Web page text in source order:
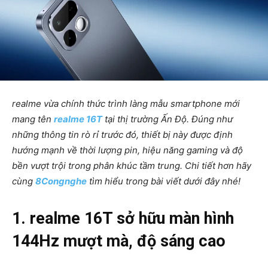
realme vừa chính thức trình làng mẫu smartphone mới
mang tên realme 16Ttại thị trường Ấn Độ. Đúng như
những thông tin rò rỉ trước đó, thiết bị này được định
hướng mạnh về thời lượng pin, hiệu năng gaming và độ
bền vượt trội trong phân khúc tầm trung. Chi tiết hơn hãy
cùng 8Congnghe tìm hiểu trong bài viết dưới đây nhé!
1. realme 16T sở hữu màn hình
144Hz mượt mà, độ sáng cao